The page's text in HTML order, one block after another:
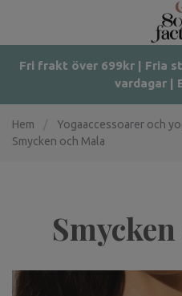
Fri frakt över 699kr | Fria
vardagar |
Hem Yogaaccessoarer och
Smycken och Mala